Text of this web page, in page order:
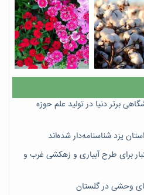
در جمع ۳ مرکز دانشگاهی برتر دنیا در تولید علم حوزه
اعتبار برای طرح آبیاری و زهکشی غرب و
وحشی در گلستان